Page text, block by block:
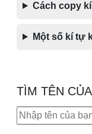
Cách copy
Một số kí tự
TÌM TÊN
Tìm kiếm